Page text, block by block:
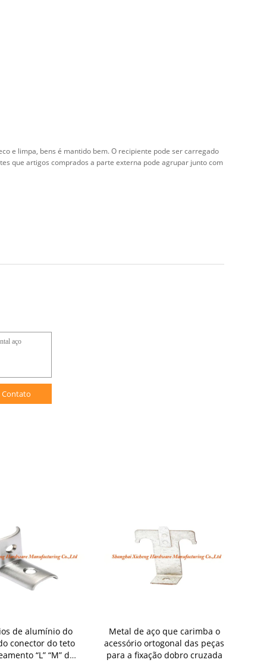
e limpa, bens é mantido bem. O recipiente pode ser carregado
que artigos comprados a parte externa pode agrupar junto com
Contato
de alumínio do
conector do teto
“L” “M” do
Metal de aço que carimba o
acessório ortogonal das peças
para a fixação dobro cruzada